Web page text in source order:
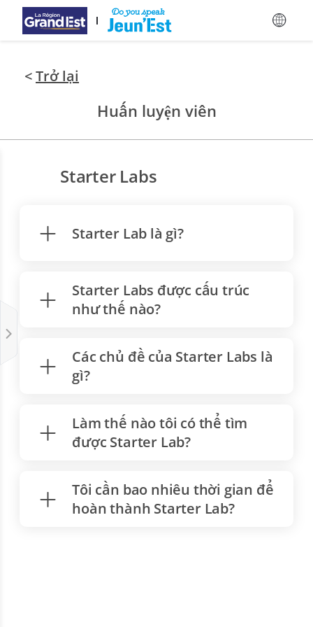
Bỏ qua nội dung chính
<Trở lại
Huấn luyện viên
Starter Labs
Starter Lab là gì?
Starter Labs được cấu trúc
như thế nào?
Các chủ đề của Starter Labs là
gì?
Làm thế nào tôi có thể tìm
được Starter Lab?
Tôi cần bao nhiêu thời gian để
hoàn thành Starter Lab?